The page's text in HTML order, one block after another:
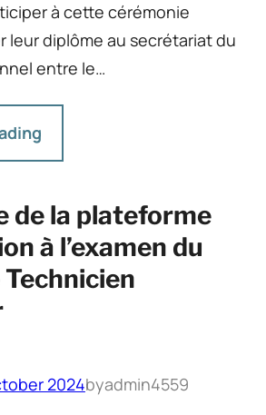
à cette cérémonie
leur diplôme au secrétariat du
entre le…
de la plateforme
à l’examen du
2024byadmin4559